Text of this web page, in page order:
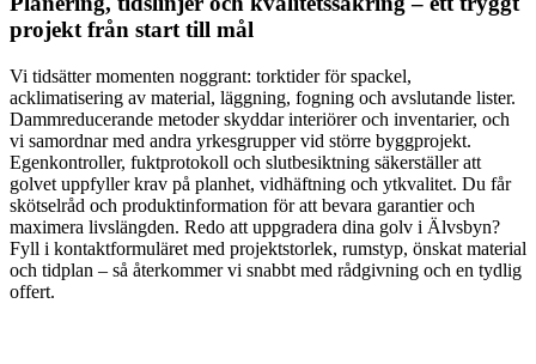
projekt från start till mål
Vi tidsätter momenten noggrant: torktider för spackel,
acklimatisering av material, läggning, fogning och avslutande lister.
Dammreducerande metoder skyddar interiörer och inventarier, och
vi samordnar med andra yrkesgrupper vid större byggprojekt.
Egenkontroller, fuktprotokoll och slutbesiktning säkerställer att
golvet uppfyller krav på planhet, vidhäftning och ytkvalitet. Du får
skötselråd och produktinformation för att bevara garantier och
maximera livslängden. Redo att uppgradera dina golv i Älvsbyn?
Fyll i kontaktformuläret med projektstorlek, rumstyp, önskat material
och tidplan – så återkommer vi snabbt med rådgivning och en tydlig
offert.